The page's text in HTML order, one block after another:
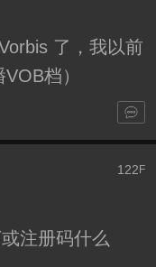
了，我以前
档）
122 F
注册码什么